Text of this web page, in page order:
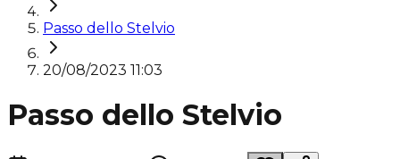
Passo dello Stelvio
20/08/2023 11:03
Passo dello Stelvio